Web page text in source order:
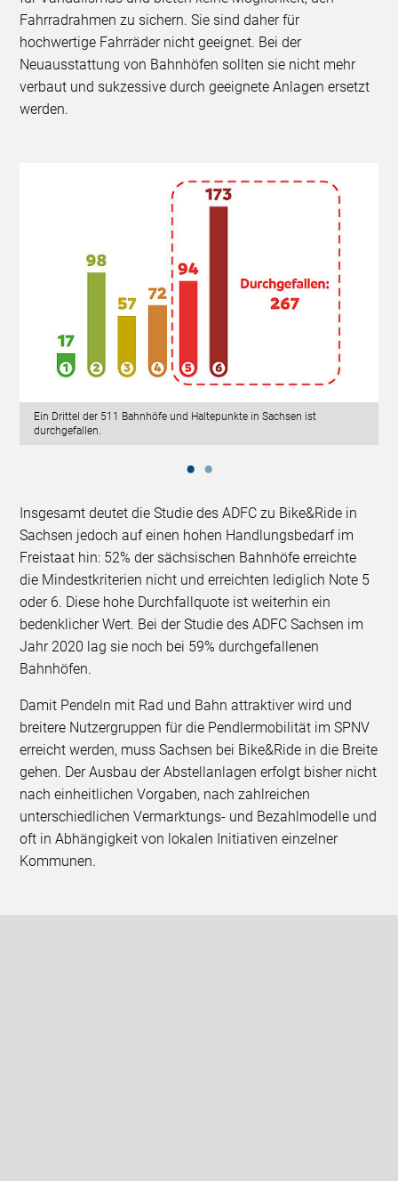
Fahrradrahmen zu sichern. Sie sind daher für
hochwertige Fahrräder nicht geeignet. Bei der
Neuausstattung von Bahnhöfen sollten sie nicht mehr
verbaut und sukzessive durch geeignete Anlagen ersetzt
werden.
Ein Drittel der 511 Bahnhöfe und Haltepunkte in Sachsen ist
durchgefallen.
Insgesamt deutet die Studie des ADFC zu Bike&Ride in
Sachsen jedoch auf einen hohen Handlungsbedarf im
Freistaat hin: 52% der sächsischen Bahnhöfe erreichte
die Mindestkriterien nicht und erreichten lediglich Note 5
oder 6. Diese hohe Durchfallquote ist weiterhin ein
bedenklicher Wert. Bei der Studie des ADFC Sachsen im
Jahr 2020 lag sie noch bei 59% durchgefallenen
Bahnhöfen.
Damit Pendeln mit Rad und Bahn attraktiver wird und
breitere Nutzergruppen für die Pendlermobilität im SPNV
erreicht werden, muss Sachsen bei Bike&Ride in die Breite
gehen. Der Ausbau der Abstellanlagen erfolgt bisher nicht
nach einheitlichen Vorgaben, nach zahlreichen
unterschiedlichen Vermarktungs- und Bezahlmodelle und
oft in Abhängigkeit von lokalen Initiativen einzelner
Kommunen.